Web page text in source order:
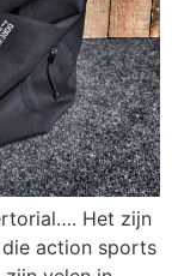
Het zijn
action sports